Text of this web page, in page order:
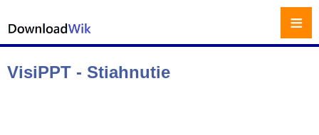
VisiPPT - Stiahnutie
≡